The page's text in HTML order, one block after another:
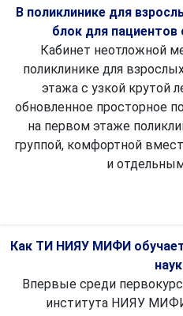
В поликлинике для
блок для
Кабинет неотложной
поликлинике для
этажа с узкой крутой
обновленное просторное
на первом этаже
группой, комфортной
и
Как ТИ НИЯУ МИФИ
Впервые среди
института НИЯУ